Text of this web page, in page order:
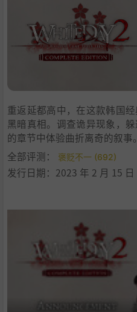
中文设置
学习版下载
重返延都高中，在这款韩国
黑暗真相。调查诡异现象，
的章节中体验曲折离奇的叙事。
全部评测：
褒贬不一 (692)
发行日期：2023 年 2 月 15 日